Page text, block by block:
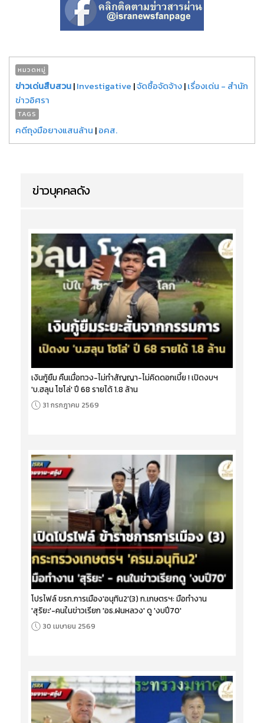
หมวดหมู่
ข่าวเด่นสืบสวน|Investigative |จัดซื้อจัดจ้าง|เรื่องเด่น - สำนัก
ข่าวอิศรา
TAGS
คดีถุงมือยางแสนล้าน |อคส.
ข่าวบุคคลดัง
เงินกู้ยืม คืนเมื่อทวง-ไม่ทำสัญญา-ไม่คิดดอกเบี้ย ! เปิดงบฯ
'บ.ฮลุน โซโล่' ปี 68 รายได้ 1.8 ล้าน
31 กรกฎาคม 2569
โปรไฟล์ ขรก.การเมือง'อนุทิน2'(3) ก.เกษตรฯ: มือทำงาน
'สุริยะ'-คนในข่าวเรียก 'อธ.ฝนหลวง' ดู 'งบปี70'
30 เมษายน 2569